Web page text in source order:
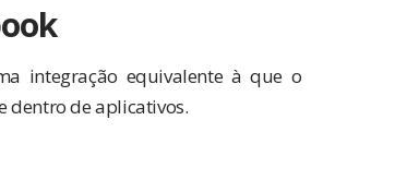
integração equivalente à que o
dentro de aplicativos.